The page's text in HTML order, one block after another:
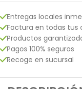
Entregas locales
Factura en todas tus
Productos
Pagos 100% seguros
Recoge en sucursal